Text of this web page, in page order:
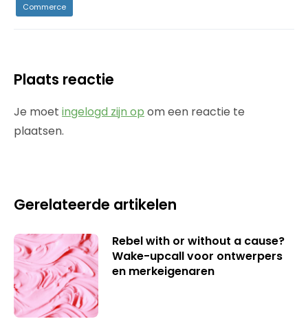
Commerce
Plaats reactie
Je moet ingelogd zijn op om een reactie te
plaatsen.
Gerelateerde artikelen
Rebel with or without a cause?
Wake-upcall voor ontwerpers
en merkeigenaren